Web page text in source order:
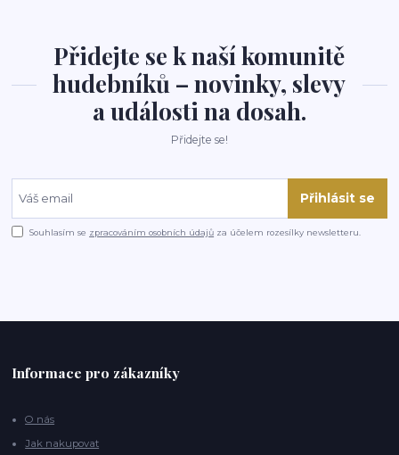
Přidejte se k naší komunitě
hudebníků – novinky, slevy
a události na dosah.
Přidejte se!
Přihlásit se
Souhlasím se zpracováním osobních údajů za účelem rozesílky newsletteru.
Informace pro zákazníky
O nás
Jak nakupovat